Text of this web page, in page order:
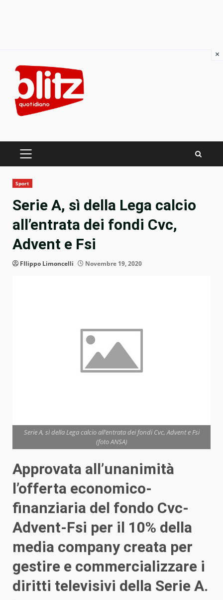
content
PRIMARY
Sport
Serie A, sì della Lega calcio
all’entrata dei fondi Cvc,
Advent e Fsi
FIlippo Limoncelli Novembre 19, 2020
Serie A, sì della Lega calcio all’entrata dei fondi Cvc, Advent e Fsi
(foto ANSA)
Approvata all’unanimità
l’offerta economico-
finanziaria del fondo Cvc-
Advent-Fsi per il 10% della
media company creata per
gestire e commercializzare i
diritti televisivi della Serie A.
×